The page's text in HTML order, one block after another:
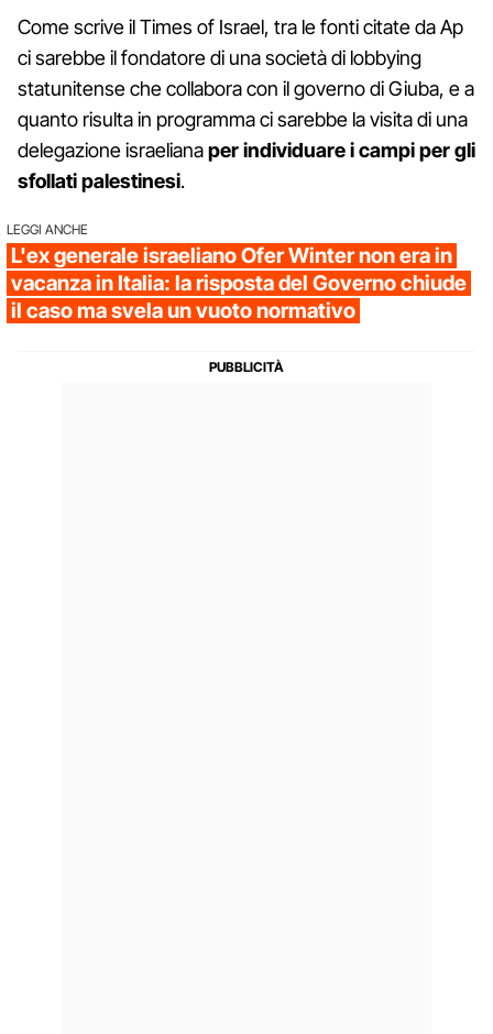
Come scrive il Times of Israel, tra le fonti citate da Ap
ci sarebbe il fondatore di una società di lobbying
statunitense che collabora con il governo di Giuba, e a
quanto risulta in programma ci sarebbe la visita di una
delegazione israelianaper individuare i campi per gli
sfollati palestinesi.
LEGGI ANCHE
L'ex generale israeliano Ofer Winter non era in
vacanza in Italia: la risposta del Governo chiude
il caso ma svela un vuoto normativo